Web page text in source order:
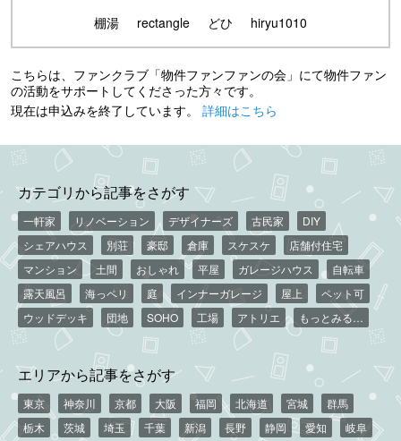
棚湯
rectangle どひ hiryu1010
こちらは、ファンクラブ「物件ファンファンの会」にて物件ファン
の活動をサポートしてくださった方々です。
現在は申込みを終了しています。 詳細はこちら
カテゴリから記事をさがす
一軒家 リノベーション デザイナーズ 古民家
DIY
シェアハウス
別荘 豪邸 倉庫 スケスケ
店舗付住宅
マンション
土間 おしゃれ 平屋 ガレージハウス
自転車
露天風呂
海っペリ 庭 インナーガレージ 屋上
ペット可
ウッドデッキ
団地 SOHO 工場 アトリエ もっとみる…
エリアから記事をさがす
東京 神奈川 京都 大阪 福岡 北海道 宮城
群馬
栃木
茨城 埼玉 千葉 新潟 長野 静岡 愛知
岐阜